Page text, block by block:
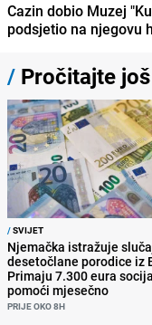
Cazin dobio Muzej
podsjetio na njegovu
/ Pročitajte još
/SVIJET
Njemačka istražuje
desetočlane porodice iz
Primaju 7.300 eura
pomoći mjesečno
PRIJE OKO 8H